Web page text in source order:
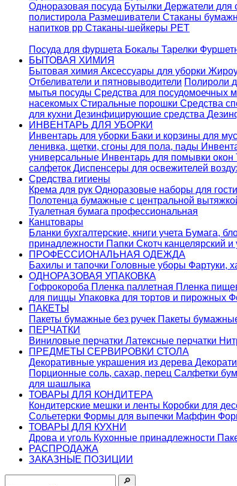
Одноразовая посуда Бутылки Держатели для
полистирола Размешиватели Стаканы
напитков pp Стаканы-шейкеры PET
Посуда для фуршета Бокалы Тарелки
БЫТОВАЯ ХИМИЯ
Бытовая химия Аксессуары для уборки
Отбеливатели и пятновыводители Полироли
мытья посуды Средства для посудомоечных
насекомых Стиральные порошки Cредства
для кухни Дезинфицирующие средства
ИНВЕНТАРЬ ДЛЯ УБОРКИ
Инвентарь для уборки Баки и корзины для
ленивка, щетки, сгоны для пола, пады
универсальные Инвентарь для помывки окон
салфеток Диспенсеры для освежителей
Средства гигиены
Крема для рук Одноразовые наборы для
Полотенца бумажные с центральной
Туалетная бумага профессиональная
Канцтовары
Бланки бухгалтерские, книги учета Бумага,
принадлежности Папки Скотч канцелярский
ПРОФЕССИОНАЛЬНАЯ ОДЕЖДА
Бахилы и тапочки Головные уборы Фартуки,
ОДНОРАЗОВАЯ УПАКОВКА
Гофрокороба Пленка паллетная Пленка
для пиццы Упаковка для тортов и пирожных
ПАКЕТЫ
Пакеты бумажные без ручек Пакеты
ПЕРЧАТКИ
Виниловые перчатки Латексные перчатки
ПРЕДМЕТЫ СЕРВИРОВКИ СТОЛА
Декоративные украшения из дерева
Порционные соль, сахар, перец Салфетки
для шашлыка
ТОВАРЫ ДЛЯ КОНДИТЕРА
Кондитерские мешки и ленты Коробки для
Сольетерки Формы для выпечки Маффин
ТОВАРЫ ДЛЯ КУХНИ
Дрова и уголь Кухонные принадлежности
РАСПРОДАЖА
ЗАКАЗНЫЕ ПОЗИЦИИ
🔎︎